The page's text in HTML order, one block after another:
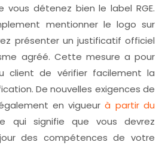
vous détenez bien le label RGE.
mentionner le logo sur
présenter un justificatif officiel
agréé. Cette mesure a pour
client de vérifier facilement la
De nouvelles exigences de
en vigueurà partir du
qui signifie que vous devrez
des compétences de votre